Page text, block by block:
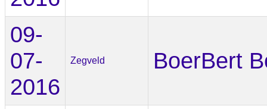
09-
07-
2016
Zegveld BoerBert